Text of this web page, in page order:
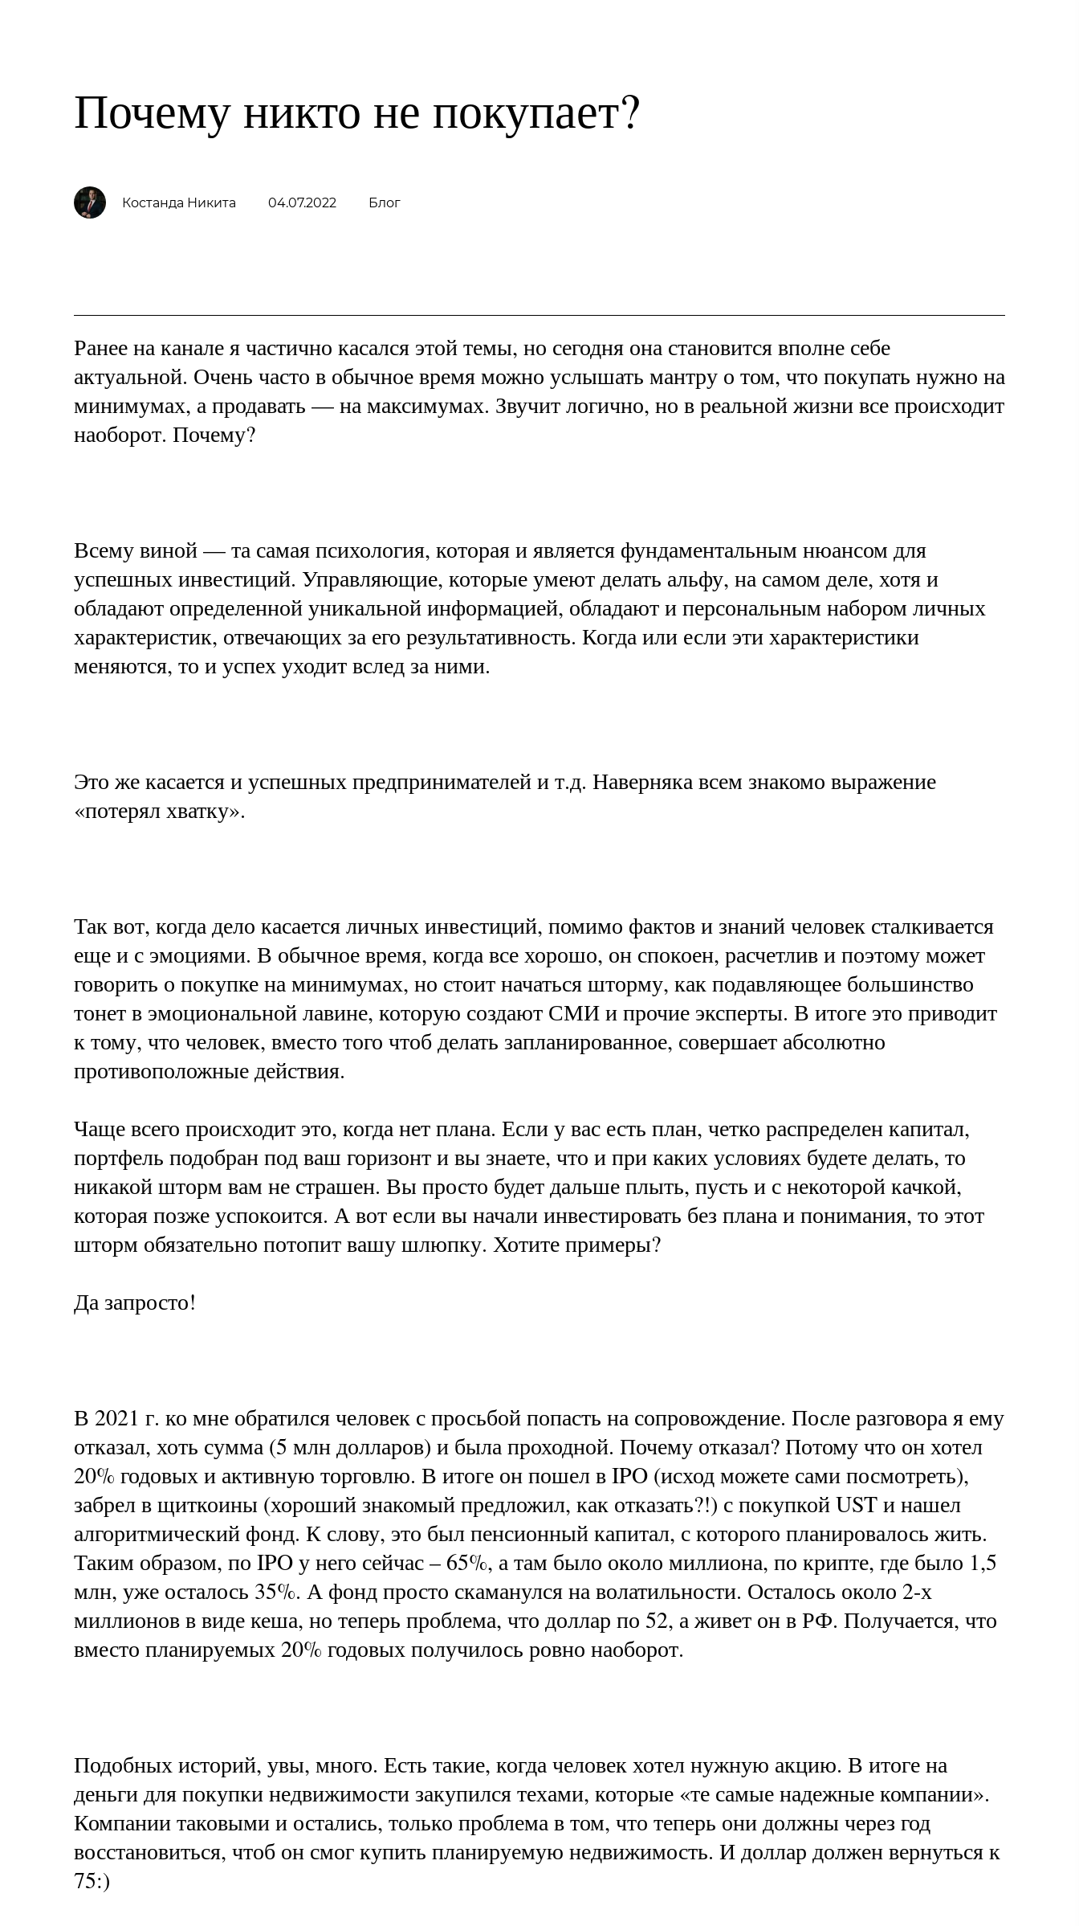
Почему никто не покупает?
Костанда Никита 04.07.2022 Блог
Ранее на канале я частично касался этой темы, но сегодня она становится вполне себе
актуальной. Очень часто в обычное время можно услышать мантру о том, что покупать нужно на
минимумах, а продавать — на максимумах. Звучит логично, но в реальной жизни все происходит
наоборот. Почему?
Всему виной — та самая психология, которая и является фундаментальным нюансом для
успешных инвестиций. Управляющие, которые умеют делать альфу, на самом деле, хотя и
обладают определенной уникальной информацией, обладают и персональным набором личных
характеристик, отвечающих за его результативность. Когда или если эти характеристики
меняются, то и успех уходит вслед за ними.
Это же касается и успешных предпринимателей и т.д. Наверняка всем знакомо выражение
«потерял хватку».
Так вот, когда дело касается личных инвестиций, помимо фактов и знаний человек сталкивается
еще и с эмоциями. В обычное время, когда все хорошо, он спокоен, расчетлив и поэтому может
говорить о покупке на минимумах, но стоит начаться шторму, как подавляющее большинство
тонет в эмоциональной лавине, которую создают СМИ и прочие эксперты. В итоге это приводит
к тому, что человек, вместо того чтоб делать запланированное, совершает абсолютно
противоположные действия.
Чаще всего происходит это, когда нет плана. Если у вас есть план, четко распределен капитал,
портфель подобран под ваш горизонт и вы знаете, что и при каких условиях будете делать, то
никакой шторм вам не страшен. Вы просто будет дальше плыть, пусть и с некоторой качкой,
которая позже успокоится. А вот если вы начали инвестировать без плана и понимания, то этот
шторм обязательно потопит вашу шлюпку. Хотите примеры?
Да запросто!
В 2021 г. ко мне обратился человек с просьбой попасть на сопровождение. После разговора я ему
отказал, хоть сумма (5 млн долларов) и была проходной. Почему отказал? Потому что он хотел
20% годовых и активную торговлю. В итоге он пошел в IPO (исход можете сами посмотреть),
забрел в щиткоины (хороший знакомый предложил, как отказать?!) с покупкой UST и нашел
алгоритмический фонд. К слову, это был пенсионный капитал, с которого планировалось жить.
Таким образом, по IPO у него сейчас – 65%, а там было около миллиона, по крипте, где было 1,5
млн, уже осталось 35%. А фонд просто скаманулся на волатильности. Осталось около 2-х
миллионов в виде кеша, но теперь проблема, что доллар по 52, а живет он в РФ. Получается, что
вместо планируемых 20% годовых получилось ровно наоборот.
Подобных историй, увы, много. Есть такие, когда человек хотел нужную акцию. В итоге на
деньги для покупки недвижимости закупился техами, которые «те самые надежные компании».
Компании таковыми и остались, только проблема в том, что теперь они должны через год
восстановиться, чтоб он смог купить планируемую недвижимость. И доллар должен вернуться к
75:)